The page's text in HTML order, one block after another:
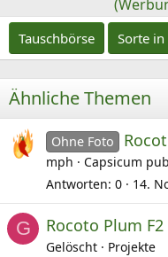
Tauschbörse Sorte in
Ähnliche Themen
Ohne Foto
mph
Capsicum
Antworten 0 14.
G Rocoto Plum F2
Gelöscht
Projekte